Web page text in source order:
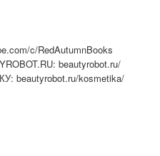
c/RedAutumnBooks
beautyrobot.ru/
beautyrobot.ru/kosmetika/